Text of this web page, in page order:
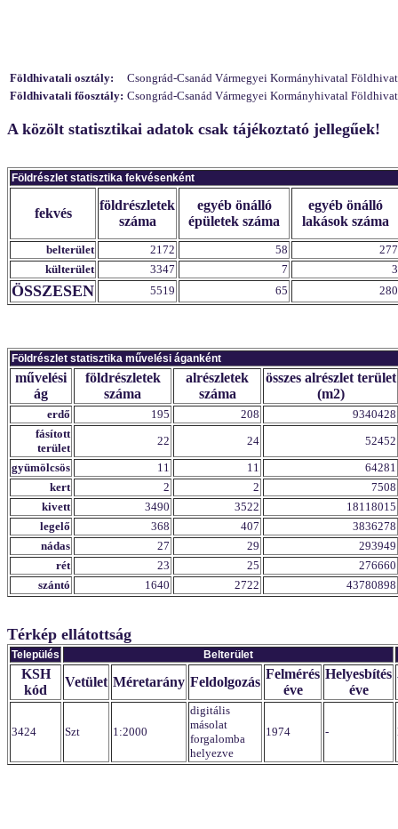
Földhivatali osztály:
Csongrád-Csanád Vármegyei Kormányhivatal
Földhivatali főosztály: Csongrád-Csanád Vármegyei Kormányhivatal
A közölt statisztikai adatok csak tájékoztató jellegűek!
Földrészlet statisztika fekvésenként
fekvés
földrészletek
száma
egyéb önálló
épületek száma
egyéb önálló
lakások száma
belterület 2172 58
277
külterület
3347 7 3
ÖSSZESEN 5519 65 280
Földrészlet statisztika művelési áganként
művelési
ág
földrészletek
száma
alrészletek
száma
összes alrészlet terület
(m2)
erdő 195 208
9340428
fásított
terület
22 24
52452
gyümölcsös
11 11
64281
kert
2 2
7508
kivett
3490 3522
18118015
legelő
368 407
3836278
nádas
27 29
293949
rét
23 25
276660
szántó
1640 2722 43780898
Térkép ellátottság
Település Belterület
KSH
kód
Vetület Méretarány Feldolgozás
Felmérés
éve
Helyesbítés
éve
3424 Szt 1:2000
digitális
másolat
forgalomba
helyezve
1974 -